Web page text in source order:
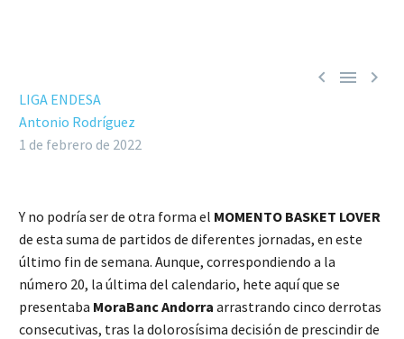
  
LIGA ENDESA
Antonio Rodríguez
1 de febrero de 2022
Y no podría ser de otra forma el MOMENTO BASKET LOVER
de esta suma de partidos de diferentes jornadas, en este
último fin de semana. Aunque, correspondiendo a la
número 20, la última del calendario, hete aquí que se
presentaba MoraBanc Andorra arrastrando cinco derrotas
consecutivas, tras la dolorosísima decisión de prescindir de